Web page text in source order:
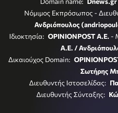
Νόμιμος Εκπρόσωπος -
Ανδριόπουλος
Ιδιοκτησία: OPINIONPOST A.E. -
Α.Ε. /
Δικαιούχος Domain:
Σωτήρης
Διευθυντής Ιστοσελίδας:
Διευθυντής Σύνταξης: